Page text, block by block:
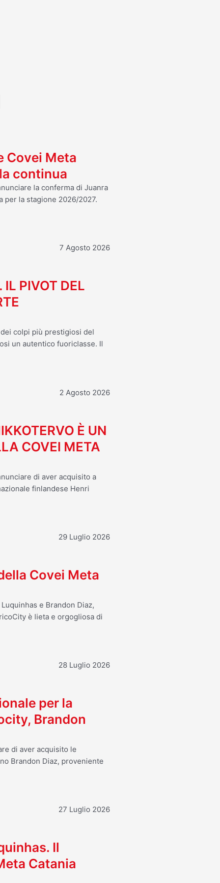
Covei Meta
continua
la conferma di Juanra
per la stagione 2026/2027.
7 Agosto 2026
IL PIVOT DEL
colpi più prestigiosi del
un autentico fuoriclasse. Il
2 Agosto 2026
È UN
COVEI META
di aver acquisito a
finlandese Henri
29 Luglio 2026
Covei Meta
e Brandon Diaz,
è lieta e orgogliosa di
28 Luglio 2026
per la
Brandon
di aver acquisito le
Brandon Diaz, proveniente
27 Luglio 2026
Il
Catania